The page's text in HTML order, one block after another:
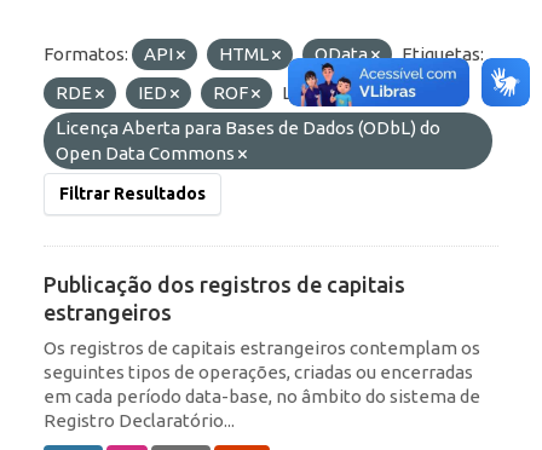
Formatos: API HTML OData
Etiquetas:
RDE
IED ROF
Licenças:
Licença Aberta para Bases de Dados (ODbL) do
Open Data Commons
Filtrar Resultados
Publicação dos registros de capitais
estrangeiros
Os registros de capitais estrangeiros contemplam os
seguintes tipos de operações, criadas ou encerradas
em cada período data-base, no âmbito do sistema de
Registro Declaratório...